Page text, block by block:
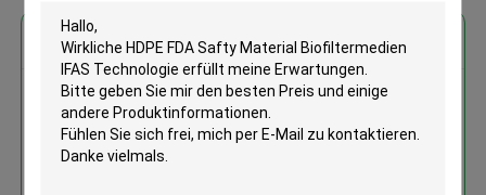
Erhalten Sie den besten Preis für
Wirkliche HDPE FDA Safty
Material Biofiltermedien IFAS